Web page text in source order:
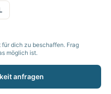
dich zu beschaffen. Frag
möglich ist.
anfragen